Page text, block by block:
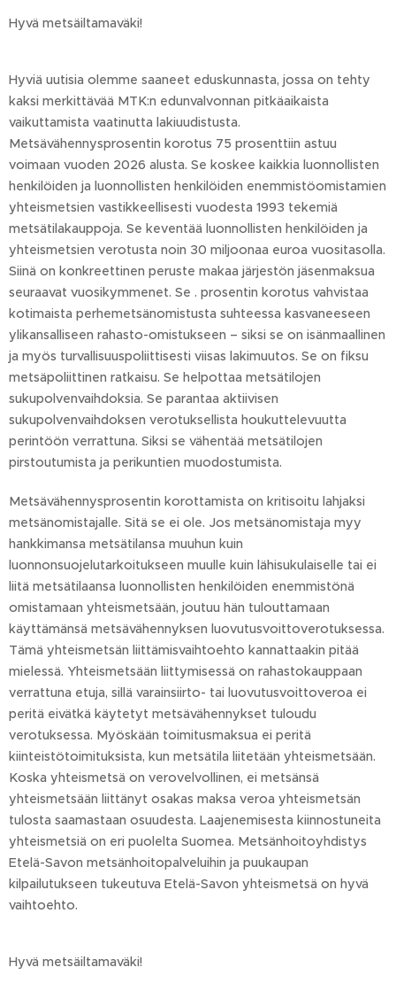
Hyvä metsäiltamaväki!
Hyviä uutisia olemme saaneet eduskunnasta, jossa on tehty
kaksi merkittävää MTK:n edunvalvonnan pitkäaikaista
vaikuttamista vaatinutta lakiuudistusta.
Metsävähennysprosentin korotus 75 prosenttiin astuu
voimaan vuoden 2026 alusta. Se koskee kaikkia luonnollisten
henkilöiden ja luonnollisten henkilöiden enemmistöomistamien
yhteismetsien vastikkeellisesti vuodesta 1993 tekemiä
metsätilakauppoja. Se keventää luonnollisten henkilöiden ja
yhteismetsien verotusta noin 30 miljoonaa euroa vuositasolla.
Siinä on konkreettinen peruste makaa järjestön jäsenmaksua
seuraavat vuosikymmenet. Se . prosentin korotus vahvistaa
kotimaista perhemetsänomistusta suhteessa kasvaneeseen
ylikansalliseen rahasto-omistukseen – siksi se on isänmaallinen
ja myös turvallisuuspoliittisesti viisas lakimuutos. Se on fiksu
metsäpoliittinen ratkaisu. Se helpottaa metsätilojen
sukupolvenvaihdoksia. Se parantaa aktiivisen
sukupolvenvaihdoksen verotuksellista houkuttelevuutta
perintöön verrattuna. Siksi se vähentää metsätilojen
pirstoutumista ja perikuntien muodostumista.
Metsävähennysprosentin korottamista on kritisoitu lahjaksi
metsänomistajalle. Sitä se ei ole. Jos metsänomistaja myy
hankkimansa metsätilansa muuhun kuin
luonnonsuojelutarkoitukseen muulle kuin lähisukulaiselle tai ei
liitä metsätilaansa luonnollisten henkilöiden enemmistönä
omistamaan yhteismetsään, joutuu hän tulouttamaan
käyttämänsä metsävähennyksen luovutusvoittoverotuksessa.
Tämä yhteismetsän liittämisvaihtoehto kannattaakin pitää
mielessä. Yhteismetsään liittymisessä on rahastokauppaan
verrattuna etuja, sillä varainsiirto- tai luovutusvoittoveroa ei
peritä eivätkä käytetyt metsävähennykset tuloudu
verotuksessa. Myöskään toimitusmaksua ei peritä
kiinteistötoimituksista, kun metsätila liitetään yhteismetsään.
Koska yhteismetsä on verovelvollinen, ei metsänsä
yhteismetsään liittänyt osakas maksa veroa yhteismetsän
tulosta saamastaan osuudesta. Laajenemisesta kiinnostuneita
yhteismetsiä on eri puolelta Suomea. Metsänhoitoyhdistys
Etelä-Savon metsänhoitopalveluihin ja puukaupan
kilpailutukseen tukeutuva Etelä-Savon yhteismetsä on hyvä
vaihtoehto.
Hyvä metsäiltamaväki!